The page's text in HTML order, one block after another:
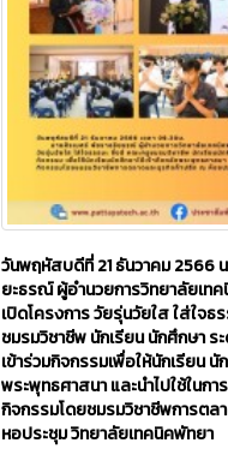
วันพฤหัสบดีที่ 21 ธันวาคม 2566​
ยะธรณ์ ผู้อำนวยการวิทยาลัยเท
เปิดโครงการ วัยรุ่นวัยใส ใส่ใจ
ชมรมวิชาชีพ นักเรียน นักศึกษา ร
เข้าร่วมกิจกรรมเพื่อให้นักเรียน นั
พระพุทธศาสนา และนำไปใช้ในกา
กิจกรรมโดยชมรมวิชาชีพการตล
หอประชุม วิทยาลัยเทคนิคพัทยา